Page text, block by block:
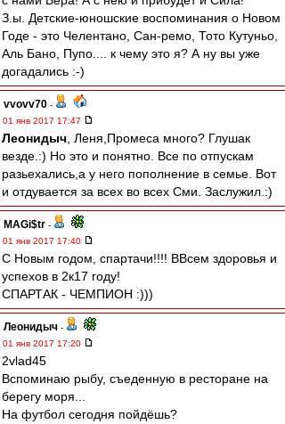
З.ы. Детские-юношские воспоминания о Новом
Годе - это Челентано, Сан-ремо, Тото Кутуньо,
Аль Бано, Пупо.... к чему это я? А ну вы уже
догадались :-)
vvovv70 -
01 янв 2017 17:47
Леонидыч , Леня,Промеса много? Глушак
везде.:) Но это и понятно. Все по отпускам
разьехались,а у него пополнение в семье. Вот
и отдувается за всех во всех Сми. Заслужил.:)
MAGi$tr -
01 янв 2017 17:40
С Новым годом, спартачи!!!! ВВсем здоровья и
успехов в 2к17 году!
СПАРТАК - ЧЕМПИОН :)))
Леонидыч -
01 янв 2017 17:20
2vlad45
Вспоминаю рыбу, съеденную в ресторане на
берегу моря...
На футбол сегодня пойдёшь?